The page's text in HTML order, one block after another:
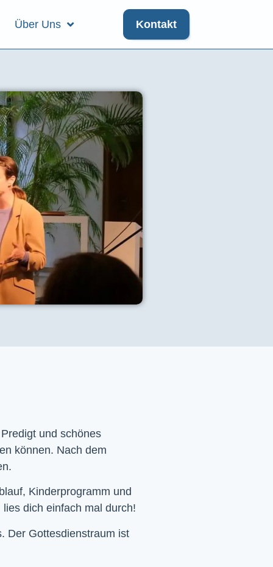
Über Uns Kontakt
und schönes
können. Nach dem
Kinderprogramm und
dich einfach mal durch!
Der Gottesdienstraum ist